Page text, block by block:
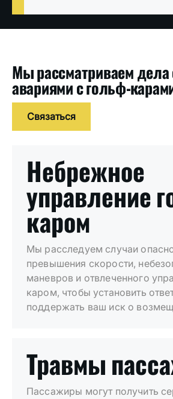
Мы рассматриваем дела
авариями с гольф-
Связаться
Небрежное
управление
каром
Мы расследуем случаи
превышения скорости,
маневров и отвлеченного
каром, чтобы установить
поддержать ваш иск о
Травмы
Пассажиры могут получить